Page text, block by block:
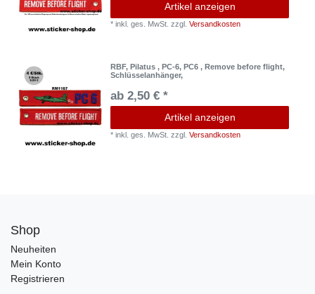
Artikel anzeigen
*inkl. ges. MwSt. zzgl.Versandkosten
RBF, Pilatus , PC-6, PC6 , Remove before flight,
Schlüsselanhänger,
ab 2,50 € *
Artikel anzeigen
*inkl. ges. MwSt. zzgl.Versandkosten
Shop
Neuheiten
Mein Konto
Registrieren